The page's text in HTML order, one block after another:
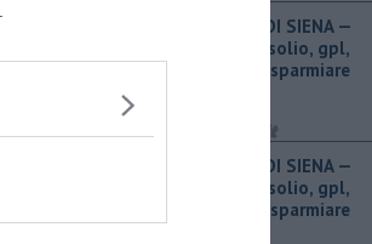
PROVINCIA DI SIENA — ​
Benzina, gasolio, gpl,
ecco dove risparmiare
PROVINCIA DI SIENA — ​
Benzina, gasolio, gpl,
ecco dove risparmiare